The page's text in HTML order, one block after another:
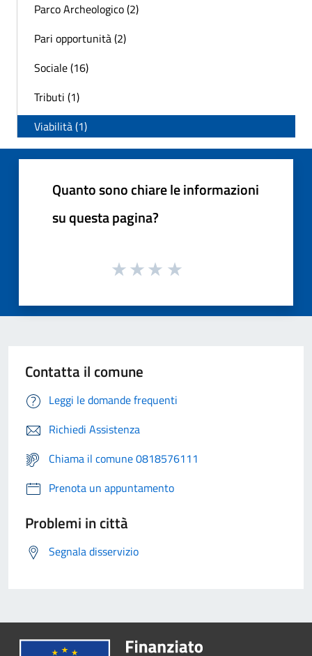
Parco Archeologico (2)
Pari opportunità (2)
Sociale (16)
Tributi (1)
Viabilità (1)
Quanto sono chiare le informazioni
su questa pagina?
Contatta il comune
Leggi le domande frequenti
Richiedi Assistenza
Chiama il comune 0818576111
Prenota un appuntamento
Problemi in città
Segnala disservizio